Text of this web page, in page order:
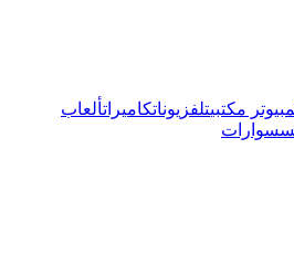
مكتبيتلفزيوناتكاميراتألعاب